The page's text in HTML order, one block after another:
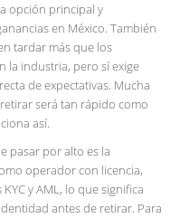
opción principal y
en México. También
tardar más que los
la industria, pero sí exige
de expectativas. Mucha
será tan rápido como
así.
pasar por alto es la
operador con licencia,
y AML, lo que significa
antes de retirar. Para